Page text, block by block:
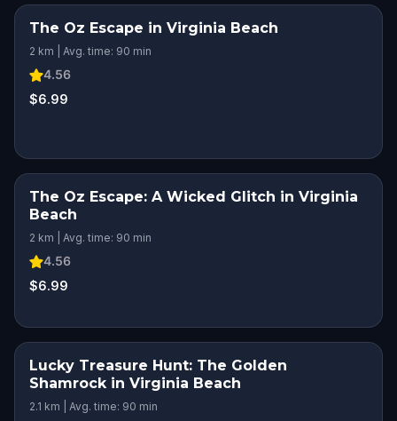
The Oz Escape in Virginia Beach
2 km | Avg. time: 90 min
4.56
$6.99
The Oz Escape: A Wicked Glitch in Virginia
Beach
2 km | Avg. time: 90 min
4.56
$6.99
Lucky Treasure Hunt: The Golden
Shamrock in Virginia Beach
2.1 km | Avg. time: 90 min